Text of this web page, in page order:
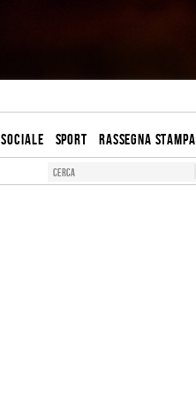
SOCIALE SPORT RASSEGNA STAMPA